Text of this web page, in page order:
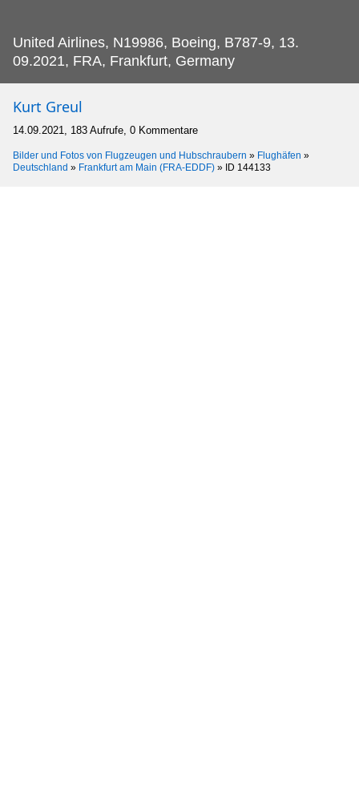
United Airlines, N19986, Boeing, B787-9, 13.
09.2021, FRA, Frankfurt, Germany
Kurt Greul
14.09.2021, 183 Aufrufe, 0 Kommentare
Bilder und Fotos von Flugzeugen und Hubschraubern » Flughäfen »
Deutschland » Frankfurt am Main (FRA-EDDF) » ID 144133